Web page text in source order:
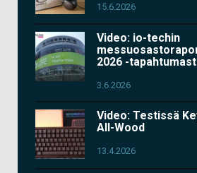
15.6.2026
Video: io-techin
2026 -
3.6.2026
Video: Testissä
All-Wood
13.4.2026